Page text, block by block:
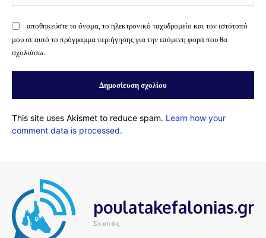
αποθηκεύστε το όνομα, το ηλεκτρονικό ταχυδρομείο και τον ιστότοπό
μου σε αυτό το πρόγραμμα περιήγησης για την επόμενη φορά που θα
σχολιάσω.
This site uses Akismet to reduce spam. Learn how your
comment data is processed.
poulatakefalonias.gr
Σκοπός